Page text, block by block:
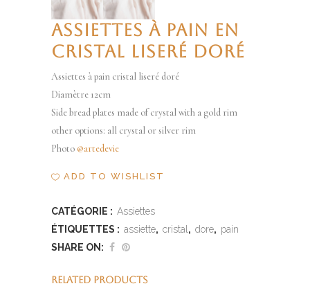
ASSIETTES À PAIN EN
CRISTAL LISERÉ DORÉ
Assiettes à pain cristal liseré doré
Diamètre 12cm
Side bread plates made of crystal with a gold rim
other options: all crystal or silver rim
Photo @artedevie
ADD TO WISHLIST
CATÉGORIE : Assiettes
ÉTIQUETTES : assiette, cristal , dore, pain
SHARE ON:
RELATED PRODUCTS